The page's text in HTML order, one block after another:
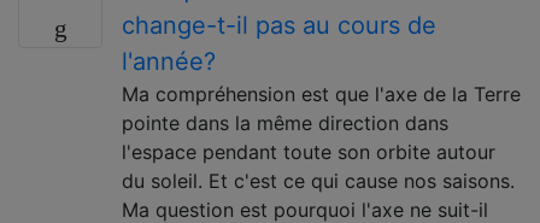
change-t-il pas au cours de
l'année?
Ma compréhension est que l'axe de la Terre
pointe dans la même direction dans
l'espace pendant toute son orbite autour
du soleil. Et c'est ce qui cause nos saisons.
Ma question est pourquoi l'axe ne suit-il